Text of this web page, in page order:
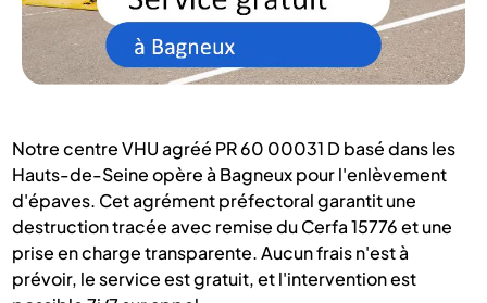
Notre centre VHU agréé PR 60 00031 D basé dans les
Hauts-de-Seine opère à Bagneux pour l'enlèvement
d'épaves. Cet agrément préfectoral garantit une
destruction tracée avec remise du Cerfa 15776 et une
prise en charge transparente. Aucun frais n'est à
prévoir, le service est gratuit, et l'intervention est